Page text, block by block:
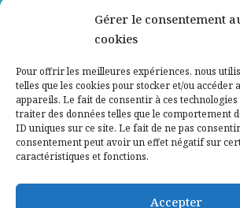
Gérer le consentement
cookies
Pour offrir les meilleures expériences, nous
telles que les cookies pour stocker et/ou
appareils. Le fait de consentir à ces
traiter des données telles que le comportement
ID uniques sur ce site. Le fait de ne pas
consentement peut avoir un effet négatif sur
caractéristiques et fonctions.
Accepter
Contactez-nous
Mentions légales
Politique de confidentialité